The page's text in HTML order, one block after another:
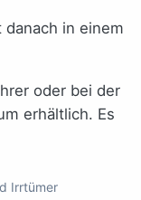
in einem
oder bei der
erhältlich. Es
Irrtümer